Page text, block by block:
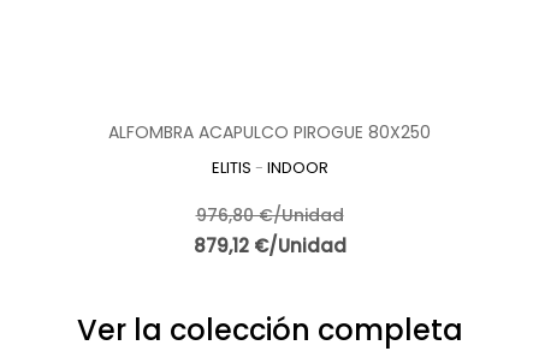
ALFOMBRA ACAPULCO PIROGUE 80X250
ELITIS - INDOOR
976,80 €/Unidad
879,12 €/Unidad
Ver la colección completa